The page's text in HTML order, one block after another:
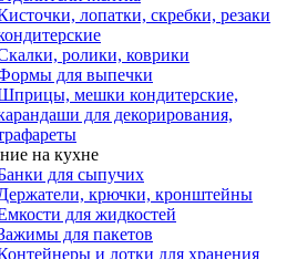
лопатки, скребки, резаки
ролики, коврики
для выпечки
мешки кондитерские,
для декорирования,
на кухне
для сыпучих
крючки, кронштейны
для жидкостей
для пакетов
и лотки для хранения